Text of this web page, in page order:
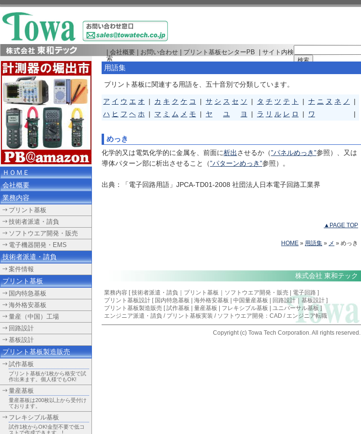
用語集
プリント基板に関連する用語を、五十音別で分類しています。
ア イ ウ エ オ | カ キ ク ケ コ | サ シ ス セ ソ | タ チ ツ テ ト | ナ ニ ヌ ネ ノ
|
ハ ヒ フ ヘ ホ | マ ミ ム メ モ | ヤ ユ ヨ | ラ リ ル レ ロ | ワ |
めっき
化学的又は電気化学的に金属を、前面に析出させるか（”パネルめっき”参照）、又は
導体パターン部に析出させること（”パターンめっき”参照）。
出典：「電子回路用語」JPCA-TD01-2008 社団法人日本電子回路工業界
▲PAGE TOP
HOME » 用語集 » メ » めっき
株式会社 東和テック
業務内容 [技術者派遣・請負 プリント基板 ソフトウエア開発・販売 電子回路 ]
プリント基板設計 [ 国内特急基板 海外格安基板 中国量産基板 | 回路設計｜基板設計 ]
プリント基板製造販売 [ 試作基板 | 量産基板 | フレキシブル基板 | ユニバーサル基板 ]
エンジニア派遣・請負 / プリント基板実装 / ソフトウエア開発：CAD / エンジニア転職
Copyright (c) Towa Tech Corporation. All rights reserved.
会社概要 お問い合わせ プリント基板センターPB | サイト内検
索
ＨＯＭＥ
会社概要
業務内容
プリント基板
技術者派遣・請負
ソフトウエア開発・販売
電子機器開発・EMS
技術者派遣・請負
案件情報
プリント基板
国内特急基板
海外格安基板
量産（中国）工場
回路設計
基板設計
プリント基板製造販売
試作基板
プリント基板が1枚から格安で試
作出来ます。個人様でもOK!
量産基板
量産基板は200枚以上から受付け
ております。
フレキシブル基板
試作1枚からOK!金型不要で低コ
ストで作成できます。!